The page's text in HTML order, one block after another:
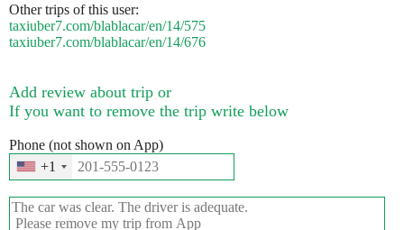
Other trips of this user:
taxiuber7.com/blablacar/en/14/575
taxiuber7.com/blablacar/en/14/676
Add review about trip or
If you want to remove the trip write below
Phone (not shown on App)
+1